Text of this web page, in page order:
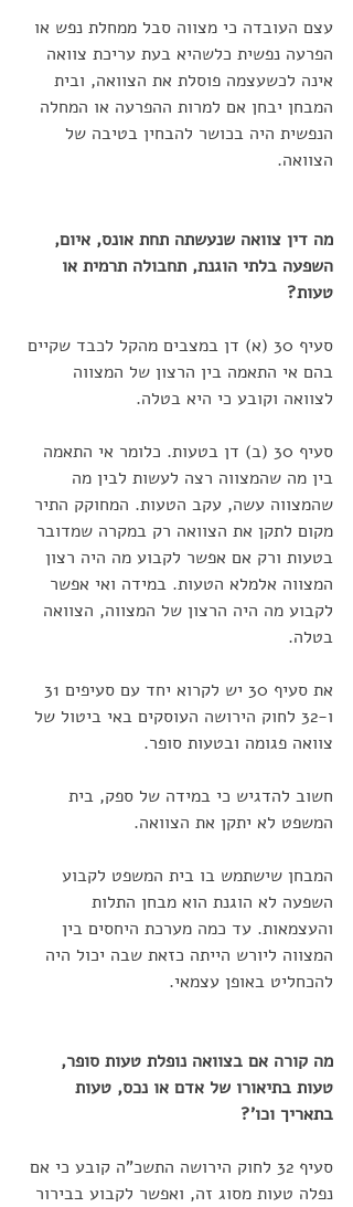
עצם העובדה כי מצווה סבל ממחלת נפש או
הפרעה נפשית כלשהיא בעת עריכת צוואה
אינה לכשעצמה פוסלת את הצוואה, ובית
המבחן יבחן אם למרות ההפרעה או המחלה
הנפשית היה בכושר להבחין בטיבה של
הצוואה.
מה דין צוואה שנעשתה תחת אונס, איום,
השפעה בלתי הוגנת, תחבולה תרמית או
טעות?
סעיף 30 (א) דן במצבים מהקל לכבד שקיים
בהם אי התאמה בין הרצון של המצווה
לצוואה וקובע כי היא בטלה.
סעיף 30 (ב) דן בטעות. כלומר אי התאמה
בין מה שהמצווה רצה לעשות לבין מה
שהמצווה עשה, עקב הטעות. המחוקק התיר
מקום לתקן את הצוואה רק במקרה שמדובר
בטעות ורק אם אפשר לקבוע מה היה רצון
המצווה אלמלא הטעות. במידה ואי אפשר
לקבוע מה היה הרצון של המצווה, הצוואה
בטלה.
ו-32 לחוק הירושה העוסקים באי ביטול של
צוואה פגומה ובטעות סופר.
חשוב להדגיש כי במידה של ספק, בית
המשפט לא יתקן את הצוואה.
המבחן שישתמש בו בית המשפט לקבוע
השפעה לא הוגנת הוא מבחן התלות
והעצמאות. עד כמה מערכת היחסים בין
המצווה ליורש הייתה כזאת שבה יכול היה
להכחליט באופן עצמאי.
מה קורה אם בצוואה נופלת טעות סופר,
טעות בתיאורו של אדם או נכס, טעות
בתאריך וכו'?
סעיף 32 לחוק הירושה התשכ"ה קובע כי אם
נפלה טעות מסוג זה, ואפשר לקבוע בבירור